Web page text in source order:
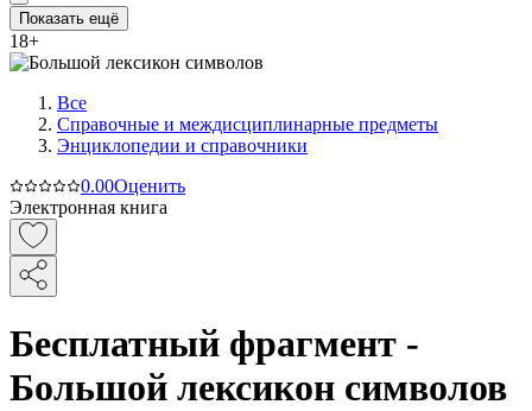
Показать ещё
18+
Все
Справочные и междисциплинарные предметы
Энциклопедии и справочники
0.00Оценить
Электронная книга
Бесплатный фрагмент -
Большой лексикон символов